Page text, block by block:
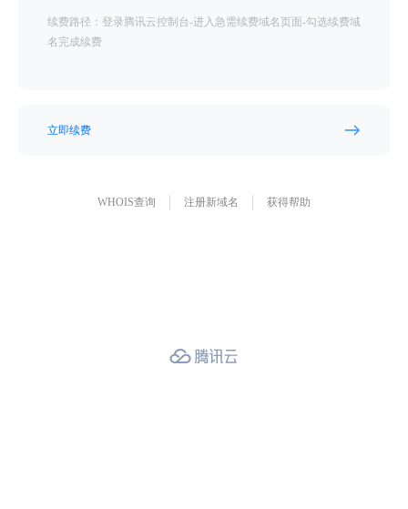
续费路径：登录腾讯云控制台-进入急需续费域名页面-勾选续费域
名完成续费
立即续费
WHOIS查询 注册新域名 获得帮助